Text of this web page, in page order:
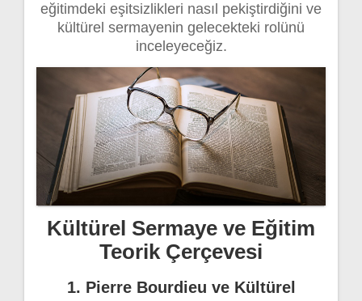
eğitimdeki eşitsizlikleri nasıl pekiştirdiğini ve
kültürel sermayenin gelecekteki rolünü
inceleyeceğiz.
Kültürel Sermaye ve Eğitim
Teorik Çerçevesi
1. Pierre Bourdieu ve Kültürel